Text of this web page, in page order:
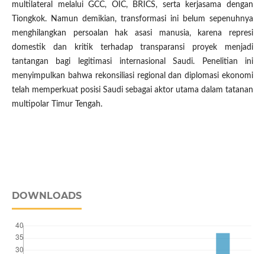
multilateral melalui GCC, OIC, BRICS, serta kerjasama dengan
Tiongkok. Namun demikian, transformasi ini belum sepenuhnya
menghilangkan persoalan hak asasi manusia, karena represi
domestik dan kritik terhadap transparansi proyek menjadi
tantangan bagi legitimasi internasional Saudi. Penelitian ini
menyimpulkan bahwa rekonsiliasi regional dan diplomasi ekonomi
telah memperkuat posisi Saudi sebagai aktor utama dalam tatanan
multipolar Timur Tengah.
DOWNLOADS